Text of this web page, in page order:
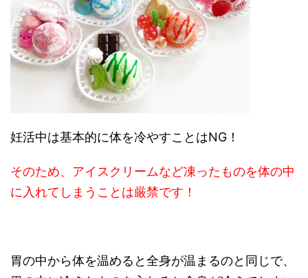
妊活中は基本的に体を冷やすことはNG！
そのため、アイスクリームなど凍ったものを体の中
に入れてしまうことは厳禁です！
胃の中から体を温めると全身が温まるのと同じで、